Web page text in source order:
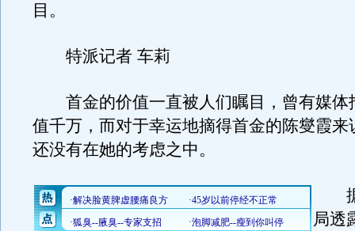
目。
特派记者 车莉
首金的价值一直被人们瞩目，曾有媒体
值千万，而对于幸运地摘得首金的陈燮霞来
还没有在她的考虑之中。
据
局透